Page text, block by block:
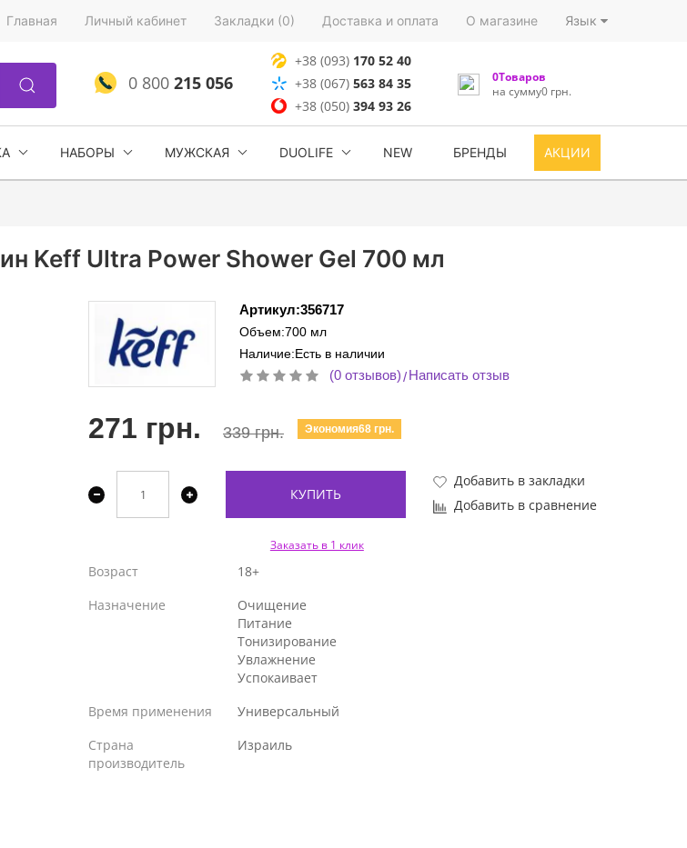
Главная Личный кабинет Закладки (0) Доставка и оплата О магазине Язык
0 800215 056
+38 (093) 170 52 40
+38 (067) 563 84 35
+38 (050)394 93 26
0Товаров
на сумму0 грн.
НАБОРЫ МУЖСКАЯ DUOLIFE NEW БРЕНДЫ АКЦИИ
Keff Ultra Power Shower Gel 700 мл
Артикул:356717
Объем:700 мл
Наличие:Есть в наличии
(0 отзывов)/Написать отзыв
271 грн. 339 грн. Экономия68 грн.
КУПИТЬ
Добавить в закладки
Добавить в сравнение
Заказать в 1 клик
Возраст
18+
Назначение
Очищение
Питание
Тонизирование
Увлажнение
Успокаивает
Время применения
Универсальный
Страна
производитель
Израиль